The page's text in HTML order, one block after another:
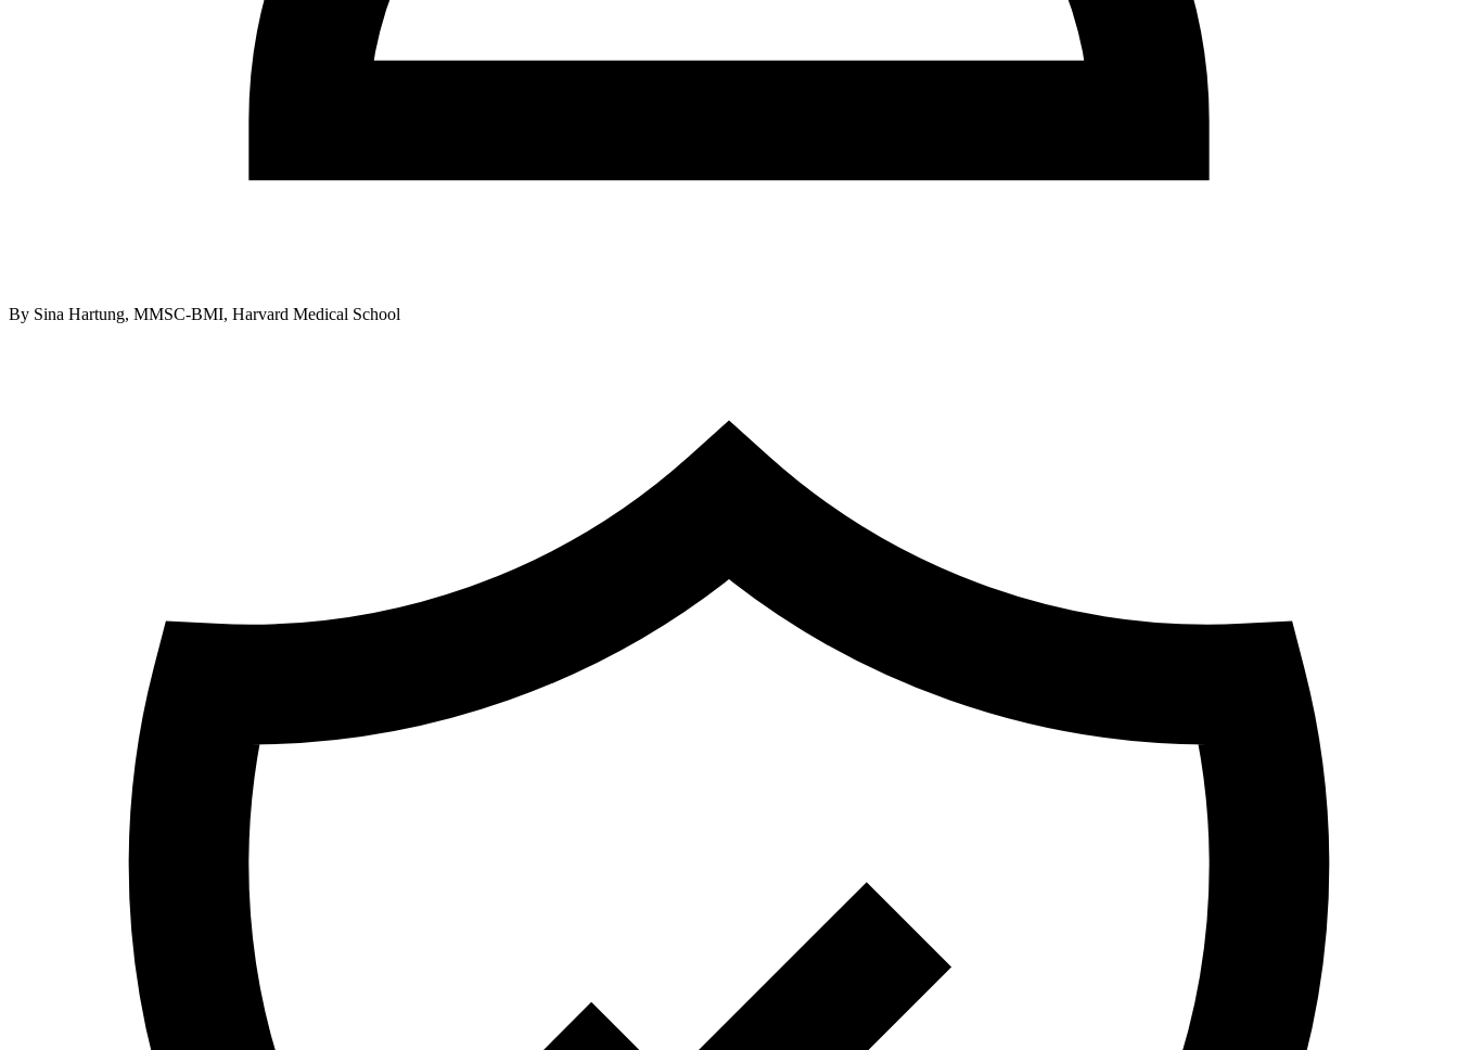
By Sina Hartung, MMSC-BMI, Harvard Medical School